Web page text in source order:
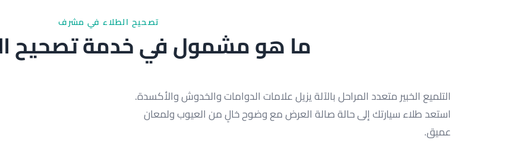
تصحيح الطلاء في مشرف
ما هو مشمول في خدمة تصحيح
التلميع الخبير متعدد المراحل بالآلة يزيل علامات الدوامات والخدوش والأكسدة.
استعد طلاء سيارتك إلى حالة صالة العرض مع وضوح خالٍ من العيوب ولمعان
عميق.